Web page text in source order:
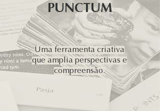
PUNCTUM
Uma ferramenta criativa
que amplia perspectivas e
compreensão.